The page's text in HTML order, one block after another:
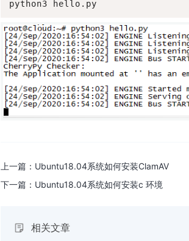
python3 hello.py
上一篇： Ubuntu18.04系统如何安装ClamAV
下一篇： Ubuntu18.04系统如何安装c 环境
相关文章